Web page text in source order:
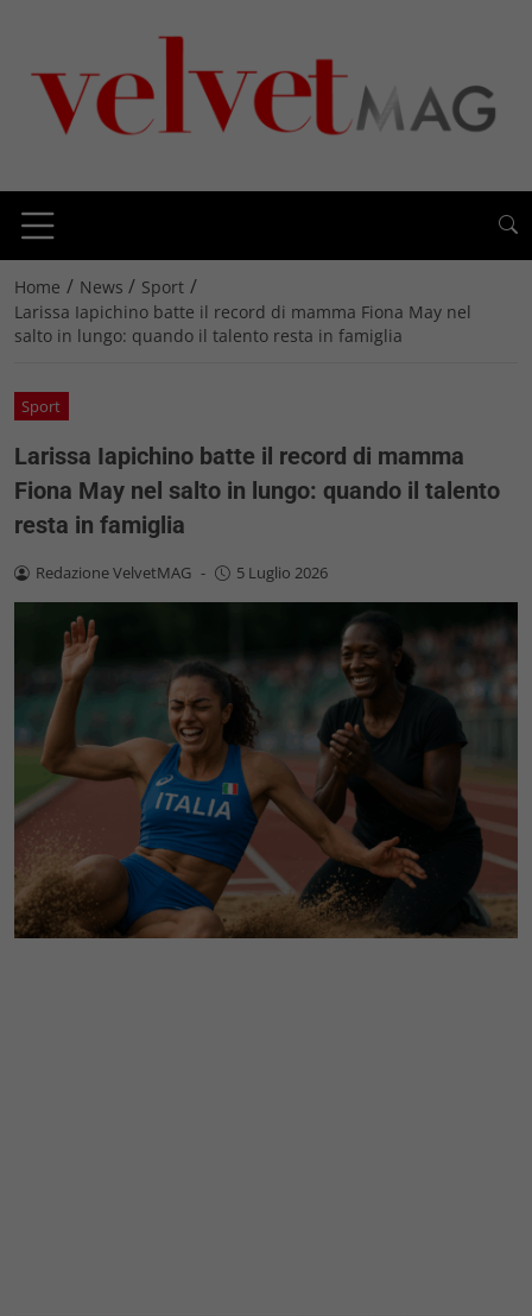
Home / News / Sport /
Larissa Iapichino batte il record di mamma Fiona May nel
salto in lungo: quando il talento resta in famiglia
Sport
Larissa Iapichino batte il record di mamma
Fiona May nel salto in lungo: quando il talento
resta in famiglia
Redazione VelvetMAG - 5 Luglio 2026